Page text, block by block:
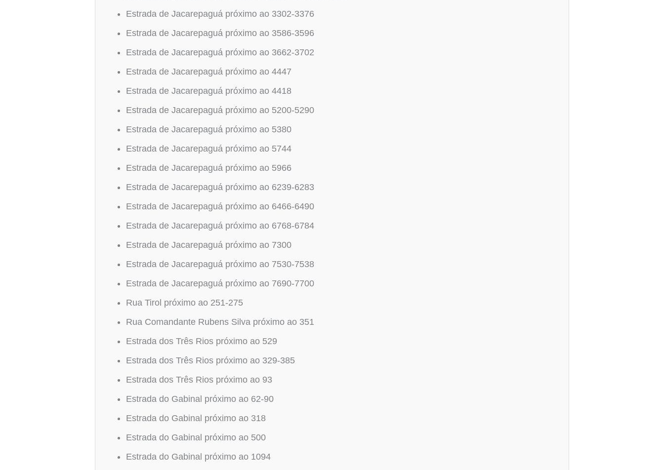
Estrada de Jacarepaguá próximo ao 3302-3376
Estrada de Jacarepaguá próximo ao 3586-3596
Estrada de Jacarepaguá próximo ao 3662-3702
Estrada de Jacarepaguá próximo ao 4447
Estrada de Jacarepaguá próximo ao 4418
Estrada de Jacarepaguá próximo ao 5200-5290
Estrada de Jacarepaguá próximo ao 5380
Estrada de Jacarepaguá próximo ao 5744
Estrada de Jacarepaguá próximo ao 5966
Estrada de Jacarepaguá próximo ao 6239-6283
Estrada de Jacarepaguá próximo ao 6466-6490
Estrada de Jacarepaguá próximo ao 6768-6784
Estrada de Jacarepaguá próximo ao 7300
Estrada de Jacarepaguá próximo ao 7530-7538
Estrada de Jacarepaguá próximo ao 7690-7700
Rua Tirol próximo ao 251-275
Rua Comandante Rubens Silva próximo ao 351
Estrada dos Três Rios próximo ao 529
Estrada dos Três Rios próximo ao 329-385
Estrada dos Três Rios próximo ao 93
Estrada do Gabinal próximo ao 62-90
Estrada do Gabinal próximo ao 318
Estrada do Gabinal próximo ao 500
Estrada do Gabinal próximo ao 1094